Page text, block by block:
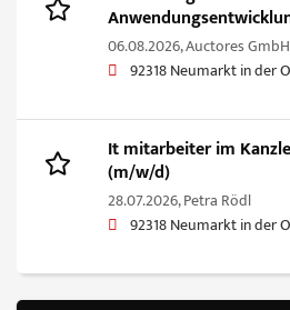
06.08.2026,Auctores GmbH
92318 Neumarkt in der
It mitarbeiter im
(m/w/d)
28.07.2026,Petra Rödl
92318 Neumarkt in der